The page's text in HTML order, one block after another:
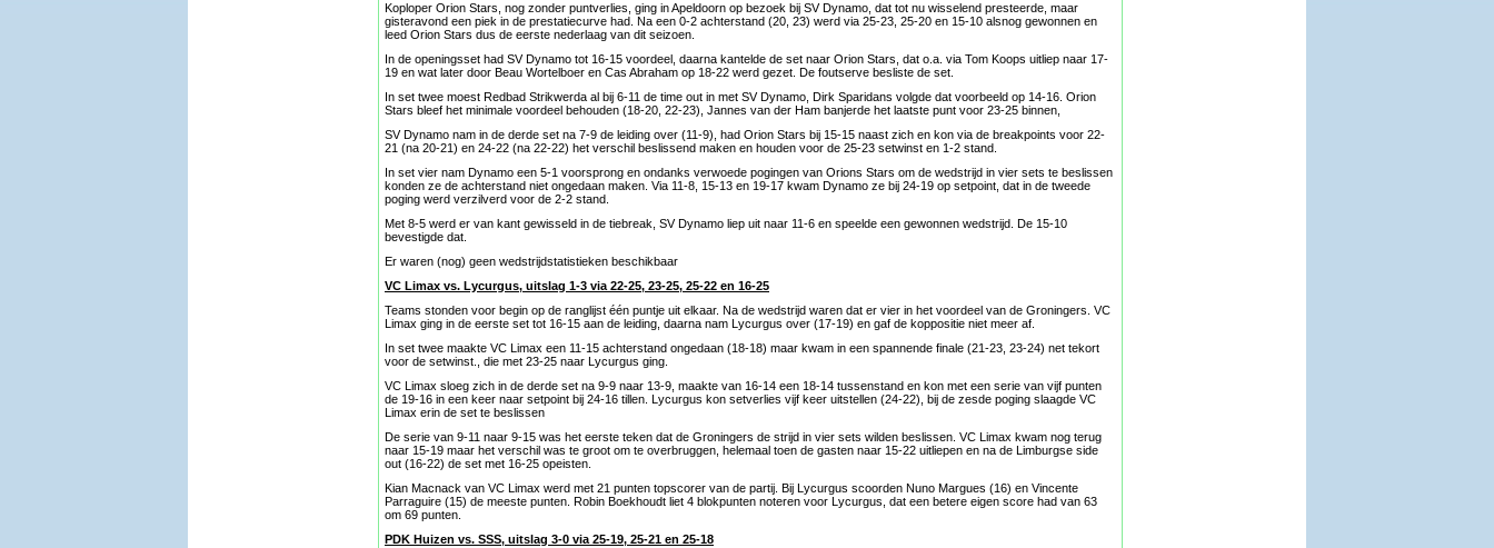
Koploper Orion Stars, nog zonder puntverlies, ging in Apeldoorn op bezoek bij SV Dynamo, dat tot nu wisselend presteerde, maar
gisteravond een piek in de prestatiecurve had. Na een 0-2 achterstand (20, 23) werd via 25-23, 25-20 en 15-10 alsnog gewonnen en
leed Orion Stars dus de eerste nederlaag van dit seizoen.
In de openingsset had SV Dynamo tot 16-15 voordeel, daarna kantelde de set naar Orion Stars, dat o.a. via Tom Koops uitliep naar 17-
19 en wat later door Beau Wortelboer en Cas Abraham op 18-22 werd gezet. De foutserve besliste de set.
In set twee moest Redbad Strikwerda al bij 6-11 de time out in met SV Dynamo, Dirk Sparidans volgde dat voorbeeld op 14-16. Orion
Stars bleef het minimale voordeel behouden (18-20, 22-23), Jannes van der Ham banjerde het laatste punt voor 23-25 binnen,
SV Dynamo nam in de derde set na 7-9 de leiding over (11-9), had Orion Stars bij 15-15 naast zich en kon via de breakpoints voor 22-
21 (na 20-21) en 24-22 (na 22-22) het verschil beslissend maken en houden voor de 25-23 setwinst en 1-2 stand.
In set vier nam Dynamo een 5-1 voorsprong en ondanks verwoede pogingen van Orions Stars om de wedstrijd in vier sets te beslissen
konden ze de achterstand niet ongedaan maken. Via 11-8, 15-13 en 19-17 kwam Dynamo ze bij 24-19 op setpoint, dat in de tweede
poging werd verzilverd voor de 2-2 stand.
Met 8-5 werd er van kant gewisseld in de tiebreak, SV Dynamo liep uit naar 11-6 en speelde een gewonnen wedstrijd. De 15-10
bevestigde dat.
Er waren (nog) geen wedstrijdstatistieken beschikbaar
VC Limax vs. Lycurgus, uitslag 1-3 via 22-25, 23-25, 25-22 en 16-25
Teams stonden voor begin op de ranglijst één puntje uit elkaar. Na de wedstrijd waren dat er vier in het voordeel van de Groningers. VC
Limax ging in de eerste set tot 16-15 aan de leiding, daarna nam Lycurgus over (17-19) en gaf de koppositie niet meer af.
In set twee maakte VC Limax een 11-15 achterstand ongedaan (18-18) maar kwam in een spannende finale (21-23, 23-24) net tekort
voor de setwinst., die met 23-25 naar Lycurgus ging.
VC Limax sloeg zich in de derde set na 9-9 naar 13-9, maakte van 16-14 een 18-14 tussenstand en kon met een serie van vijf punten
de 19-16 in een keer naar setpoint bij 24-16 tillen. Lycurgus kon setverlies vijf keer uitstellen (24-22), bij de zesde poging slaagde VC
Limax erin de set te beslissen
De serie van 9-11 naar 9-15 was het eerste teken dat de Groningers de strijd in vier sets wilden beslissen. VC Limax kwam nog terug
naar 15-19 maar het verschil was te groot om te overbruggen, helemaal toen de gasten naar 15-22 uitliepen en na de Limburgse side
out (16-22) de set met 16-25 opeisten.
Kian Macnack van VC Limax werd met 21 punten topscorer van de partij. Bij Lycurgus scoorden Nuno Margues (16) en Vincente
Parraguire (15) de meeste punten. Robin Boekhoudt liet 4 blokpunten noteren voor Lycurgus, dat een betere eigen score had van 63
om 69 punten.
PDK Huizen vs. SSS, uitslag 3-0 via 25-19, 25-21 en 25-18